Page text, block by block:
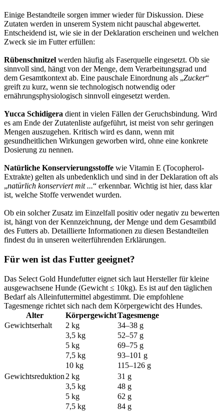
Einige Bestandteile sorgen immer wieder für Diskussion. Diese
Zutaten werden in unserem System nicht pauschal abgewertet.
Entscheidend ist, wie sie in der Deklaration erscheinen und welchen
Zweck sie im Futter erfüllen:
Rübenschnitzel werden häufig als Faserquelle eingesetzt. Ob sie
sinnvoll sind, hängt von der Menge, dem Verarbeitungsgrad und
dem Gesamtkontext ab. Eine pauschale Einordnung als „Zucker“
greift zu kurz, wenn sie technologisch notwendig oder
ernährungsphysiologisch sinnvoll eingesetzt werden.
Yucca Schidigera dient in vielen Fällen der Geruchsbindung. Wird
es am Ende der Zutatenliste aufgeführt, ist meist von sehr geringen
Mengen auszugehen. Kritisch wird es dann, wenn mit
gesundheitlichen Wirkungen geworben wird, ohne eine konkrete
Dosierung zu nennen.
Natürliche Konservierungsstoffe wie Vitamin E (Tocopherol-
Extrakte) gelten als unbedenklich und sind in der Deklaration oft als
„natürlich konserviert mit ...“ erkennbar. Wichtig ist hier, dass klar
ist, welche Stoffe verwendet wurden.
Ob ein solcher Zusatz im Einzelfall positiv oder negativ zu bewerten
ist, hängt von der Kennzeichnung, der Menge und dem Gesamtbild
des Futters ab. Detaillierte Informationen zu diesen Bestandteilen
findest du in unseren weiterführenden Erklärungen.
Für wen ist das Futter geeignet?
Das Select Gold Hundefutter eignet sich laut Hersteller für kleine
ausgewachsene Hunde (Gewicht ≤ 10kg). Es ist auf den täglichen
Bedarf als Alleinfuttermittel abgestimmt. Die empfohlene
Tagesmenge richtet sich nach dem Körpergewicht des Hundes.
Alter
KörpergewichtTagesmenge
Gewichtserhalt
2 kg
34–38 g
3,5 kg
52–57 g
5 kg
69–75 g
7,5 kg
93–101 g
10 kg
115–126 g
Gewichtsreduktion 2 kg
31 g
3,5 kg
48 g
5 kg
62 g
7,5 kg
84 g